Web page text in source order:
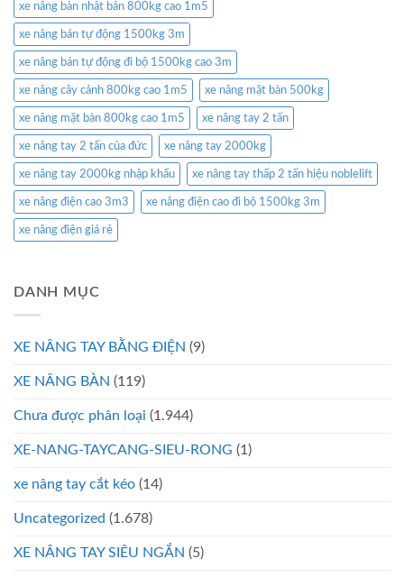
xe nâng bàn nhật bản 800kg cao 1m5
xe nâng bán tự động 1500kg 3m
xe nâng bán tự động đi bộ 1500kg cao 3m
xe nâng cây cảnh 800kg cao 1m5 xe nâng mặt bàn 500kg
xe nâng mặt bàn 800kg cao 1m5 xe nâng tay 2 tấn
xe nâng tay 2 tấn của đức xe nâng tay 2000kg
xe nâng tay 2000kg nhập khẩu xe nâng tay thấp 2 tấn hiệu noblelift
xe nâng điện cao 3m3 xe nâng điện cao đi bộ 1500kg 3m
xe nâng điện giá rẻ
DANH MỤC
XE NÂNG TAY BẰNG ĐIỆN (9)
XE NÂNG BÀN (119)
Chưa được phân loại (1.944)
XE-NANG-TAYCANG-SIEU-RONG (1)
xe nâng tay cắt kéo (14)
Uncategorized (1.678)
XE NÂNG TAY SIÊU NGẮN (5)